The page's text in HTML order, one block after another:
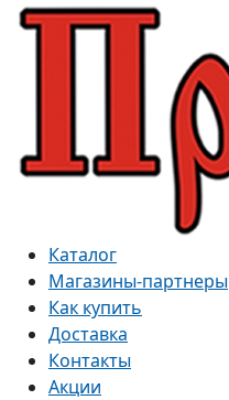
Каталог
Магазины-партнеры
Как купить
Доставка
Контакты
Акции